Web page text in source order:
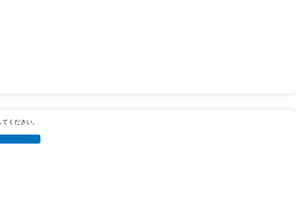
ください。